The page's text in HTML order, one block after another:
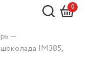
0
—
IM385,